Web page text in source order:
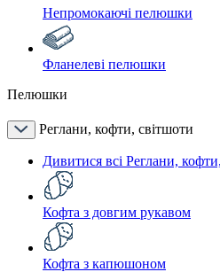
Непромокаючі пелюшки
Фланелеві пелюшки
Пелюшки
Реглани, кофти, світшоти
Дивитися всі Реглани,
Кофта з довгим рукавом
Кофта з капюшоном